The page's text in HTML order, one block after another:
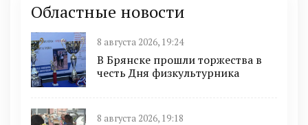
Областные новости
8 августа 2026, 19:24
В Брянске прошли торжества в
честь Дня физкультурника
8 августа 2026, 19:18